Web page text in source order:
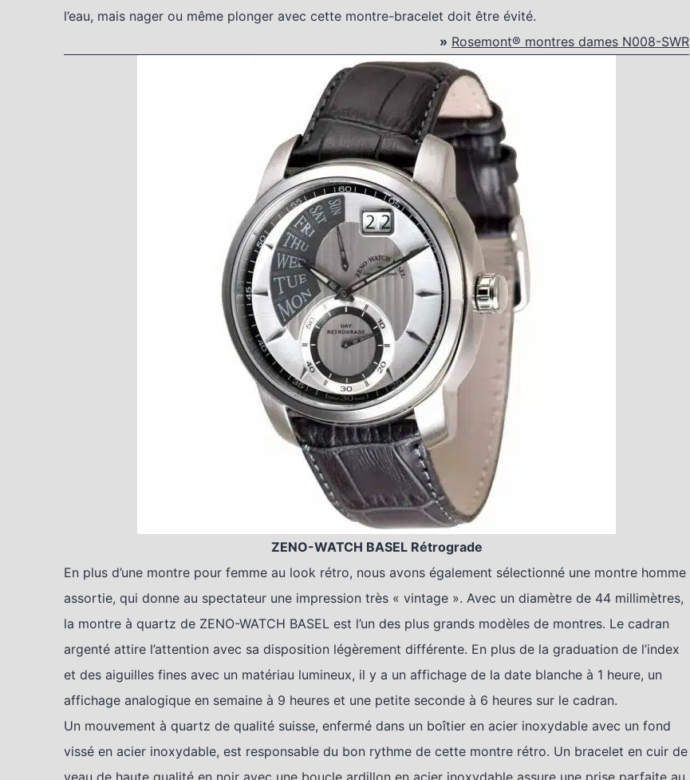
l’eau, mais nager ou même plonger avec cette montre-bracelet doit être évité.
» Rosemont® montres dames N008-SWR
ZENO-WATCH BASEL Rétrograde
En plus d’une montre pour femme au look rétro, nous avons également sélectionné une montre homme
assortie, qui donne au spectateur une impression très « vintage ». Avec un diamètre de 44 millimètres,
la montre à quartz de ZENO-WATCH BASEL est l’un des plus grands modèles de montres. Le cadran
argenté attire l’attention avec sa disposition légèrement différente. En plus de la graduation de l’index
et des aiguilles fines avec un matériau lumineux, il y a un affichage de la date blanche à 1 heure, un
affichage analogique en semaine à 9 heures et une petite seconde à 6 heures sur le cadran.
Un mouvement à quartz de qualité suisse, enfermé dans un boîtier en acier inoxydable avec un fond
vissé en acier inoxydable, est responsable du bon rythme de cette montre rétro. Un bracelet en cuir de